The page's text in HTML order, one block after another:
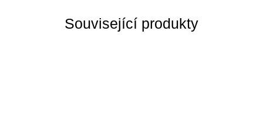
Související produkty